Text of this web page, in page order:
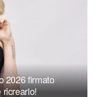
2026 firmato
ricrearlo!